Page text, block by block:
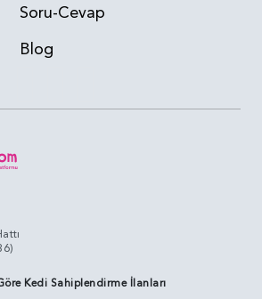
Soru-Cevap
Blog
Kedi Sahiplendirme İlanları